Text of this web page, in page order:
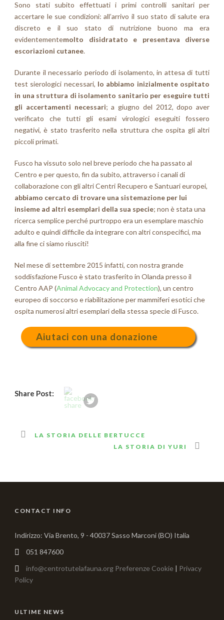
Sono stati subito effettuati i primi controlli sanitari per
accertare le sue condizioni: all’arrivo il suo stato di salute era
discreto e il suo stato di nutrizione buono ma era
evidentementemolto disidratato e presentava diverse
escoriazioni cutanee.
Durante il necessario periodo di isolamento, in attesa di tutti
test sierologici necessari, lo abbiamo inizialmente ospitato
in una struttura di isolamento sanitario per eseguire tutti
gli accertamenti necessari; a giugno del 2012, dopo aver
verificato che tutti gli esami virologici eseguiti fossero
negativi, è stato trasferito nella struttura che ospita gli altri
piccoli primati.
Fusco ha vissuto solo nel breve periodo che ha passato al
Centro e per questo, fin da subito, attraverso i canali di
collaborazione con gli altri Centri Recupero e Santuari europei,
abbiamo cercato di trovare una sistemazione per lui
insieme ad altri esemplari della sua specie; non è stata una
ricerca semplice perché purtroppo era un esemplare maschio
adulto e quindi difficile da integrare con altri conspecifici, ma
alla fine ci siamo riusciti!
Nel mese di settembre 2015 infatti, con nostra grande
soddisfazione Fusco è stato trasferito in Olanda presso il
Centro AAP (Animal Advocacy and Protection), un centro
europeo di soccorso e riabilitazione per mammiferi esotici che
ospita numerosi altri esemplari della stessa specie di Fusco.
Aiutaci con una donazione
Share Post:
LA STORIA DELLE BERTUCCE
LA STORIA DI YURI
CONTACT INFO
Indirizzo: Via Brento, 9 - 40037 Sasso Marconi (BO) Italia
051 847600
info@centrotutelafauna.org Preferenze Cookie | Privacy
Policy
ULTIME NEWS